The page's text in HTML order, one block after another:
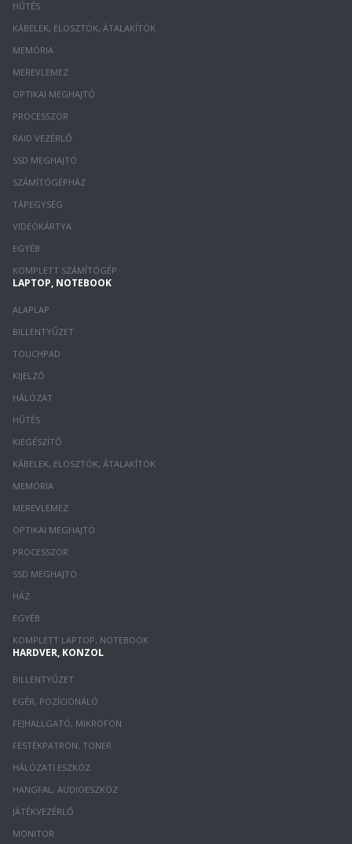
HŰTÉS
KÁBELEK, ELOSZTÓK, ÁTALAKÍTÓK
MEMÓRIA
MEREVLEMEZ
OPTIKAI MEGHAJTÓ
PROCESSZOR
RAID VEZÉRLŐ
SSD MEGHAJTÓ
SZÁMÍTÓGÉPHÁZ
TÁPEGYSÉG
VIDEÓKÁRTYA
EGYÉB
KOMPLETT SZÁMÍTÓGÉP
LAPTOP, NOTEBOOK
ALAPLAP
BILLENTYŰZET
TOUCHPAD
KIJELZŐ
HÁLÓZAT
HŰTÉS
KIEGÉSZÍTŐ
KÁBELEK, ELOSZTÓK, ÁTALAKÍTÓK
MEMÓRIA
MEREVLEMEZ
OPTIKAI MEGHAJTÓ
PROCESSZOR
SSD MEGHAJTÓ
HÁZ
EGYÉB
KOMPLETT LAPTOP, NOTEBOOK
HARDVER, KONZOL
BILLENTYŰZET
EGÉR, POZÍCIONÁLÓ
FEJHALLGATÓ, MIKROFON
FESTÉKPATRON, TONER
HÁLÓZATI ESZKÖZ
HANGFAL, AUDIOESZKÖZ
JÁTÉKVEZÉRLŐ
MONITOR